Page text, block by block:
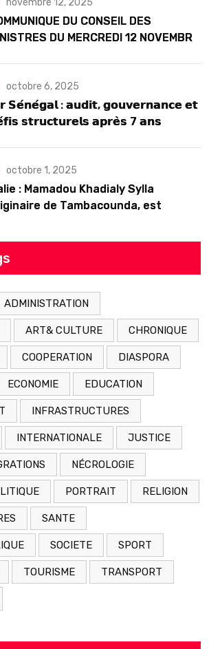
novembre 12, 2025
DU CONSEIL DES
DU MERCREDI 12 NOVEMBRE
octobre 6, 2025
𝗦𝗲́𝗻𝗲́𝗴𝗮𝗹 : 𝗮𝘂𝗱𝗶𝘁, 𝗴𝗼𝘂𝘃𝗲𝗿𝗻𝗮𝗻𝗰𝗲 𝗲𝘁
𝘀𝘁𝗿𝘂𝗰𝘁𝘂𝗿𝗲𝗹𝘀 𝗮𝗽𝗿𝗲̀𝘀 7 𝗮𝗻𝘀
octobre 1, 2025
: Mamadou Khadialy Sylla
de Tambacounda, est
ADMINISTRATION
ART& CULTURE CHRONIQUE
COOPERATION DIASPORA
ECONOMIE EDUCATION
INFRASTRUCTURES
INTERNATIONALE JUSTICE
NÉCROLOGIE
PORTRAIT RELIGION
SANTE
SOCIETE SPORT
TOURISME TRANSPORT